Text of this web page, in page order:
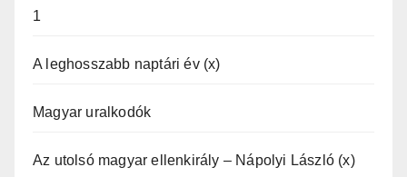
1
A leghosszabb naptári év (x)
Magyar uralkodók
Az utolsó magyar ellenkirály – Nápolyi László (x)